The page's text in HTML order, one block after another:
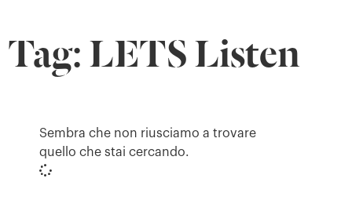
Tag: LETS Listen
Sembra che non riusciamo a trovare
quello che stai cercando.